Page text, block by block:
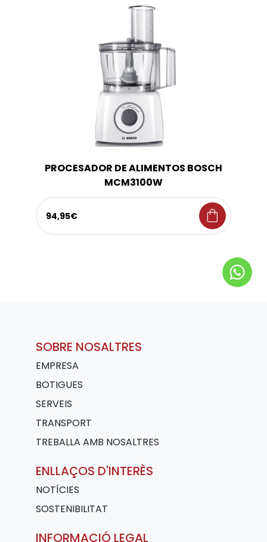
PROCESADOR DE ALIMENTOS BOSCH
MCM3100W
94,95€ shopping_bag
SOBRE NOSALTRES
EMPRESA
BOTIGUES
SERVEIS
TRANSPORT
TREBALLA AMB NOSALTRES
ENLLAÇOS D'INTERÈS
NOTÍCIES
SOSTENIBILITAT
INFORMACIÓ LEGAL